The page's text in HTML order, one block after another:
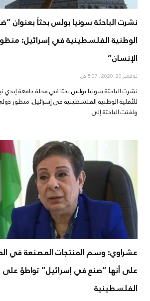
نشرت الباحثة سونيا بولس بحثاً بعنوان
الوطنية الفلسطينية في إسرائيل:
الإنسان”
نوفمبر 20, 2020
نشرت الباحثة سونيا بولس بحثا في مجلة جامعة إيدي
للأقلية الوطنية الفلسطينية في إسرائيل: منظور
ولفتت الباحثة إلى
عشراوي: وسم المنتجات المصنعة في
على أنها “صنع في إسرائيل” تواطؤ على
الفلسطينية